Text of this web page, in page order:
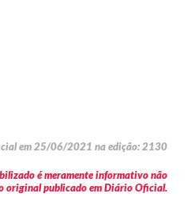
em 25/06/2021 na edição: 2130
é meramente informativo não
original publicado em Diário Oficial.